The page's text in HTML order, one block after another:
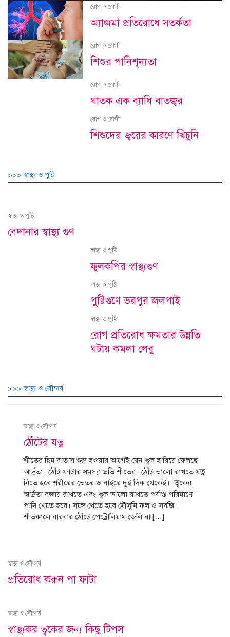
রোগ ও রোগী
অ্যাজমা প্রতিরোধে সতর্কতা
রোগ ও রোগী
শিশুর পানিশূন্যতা
রোগ ও রোগী
ঘাতক এক ব্যাধি বাতজ্বর
রোগ ও রোগী
শিশুদের জ্বরের কারণে খিঁচুনি
>>> স্বাস্থ্য ও পুষ্টি
স্বাস্থ্য ও পুষ্টি
বেদানার স্বাস্থ্য গুণ
স্বাস্থ্য ও পুষ্টি
ফুলকপির স্বাস্থ্যগুণ
স্বাস্থ্য ও পুষ্টি
পুষ্টিগুণে ভরপুর জলপাই
স্বাস্থ্য ও পুষ্টি
রোগ প্রতিরোধ ক্ষমতার উন্নতি
ঘটায় কমলা লেবু
>>> স্বাস্থ্য ও সৌন্দর্য
স্বাস্থ্য ও সৌন্দর্য
ঠোঁটের যত্ন
শীতের হিম বাতাস শুরু হওয়ার আগেই যেন ত্বক হারিয়ে ফেলছে
আর্দ্রতা। ঠোঁট ফাটার সমস্যা প্রতি শীতের। ঠোঁট ভালো রাখতে যত্ন
নিতে হবে শরীরের ভেতর ও বাইরে দুই দিক থেকেই। ত্বকের
আর্দ্রতা বজায় রাখতে এবং ত্বক ভালো রাখতে পর্যাপ্ত পরিমাণে
পানি খেতে হবে। সঙ্গে খেতে হবে মৌসুমি ফল ও সবজি।
শীতকালে বারবার ঠোঁটে পেট্রোলিয়াম জেলি বা […]
স্বাস্থ্য ও সৌন্দর্য
প্রতিরোধ করুন পা ফাটা
স্বাস্থ্য ও সৌন্দর্য
স্বাস্থ্যকর ত্বকের জন্য কিছু টিপস